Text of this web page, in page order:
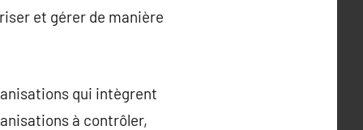
et gérer de manière
qui intègrent
à contrôler,